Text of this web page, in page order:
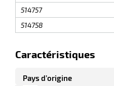
514757
514758
Caractéristiques
Pays d’origine